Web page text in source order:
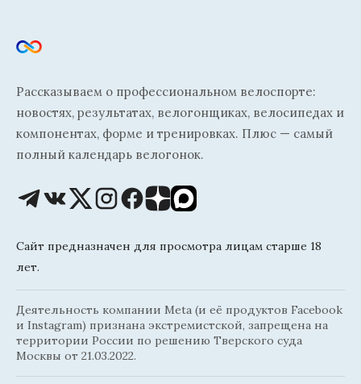
Рассказываем о профессиональном велоспорте:
новостях, результатах, велогонщиках, велосипедах и
компонентах, форме и тренировках. Плюс — самый
полный календарь велогонок.
Сайт предназначен для просмотра лицам старше 18
лет.
Деятельность компании Meta (и её продуктов Facebook
и Instagram) признана экстремистской, запрещена на
территории России по решению Тверского суда
Москвы от 21.03.2022.